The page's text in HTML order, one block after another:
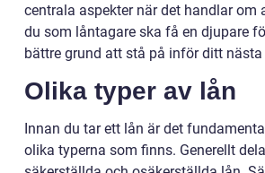
centrala aspekter när det handlar om
du som låntagare ska få en djupare
bättre grund att stå på inför ditt nästa
Olika typer av lån
Innan du tar ett lån är det
olika typerna som finns. Generellt